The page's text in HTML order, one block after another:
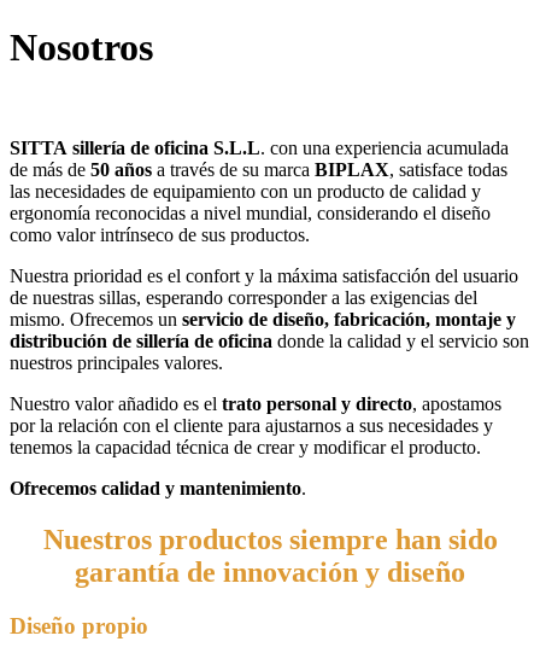
Nosotros
SITTA sillería de oficina S.L.L. con una experiencia acumulada
de más de 50 años a través de su marca BIPLAX, satisface todas
las necesidades de equipamiento con un producto de calidad y
ergonomía reconocidas a nivel mundial, considerando el diseño
como valor intrínseco de sus productos.
Nuestra prioridad es el confort y la máxima satisfacción del usuario
de nuestras sillas, esperando corresponder a las exigencias del
mismo. Ofrecemos un servicio de diseño, fabricación, montaje y
distribución de sillería de oficina donde la calidad y el servicio son
nuestros principales valores.
Nuestro valor añadido es el trato personal y directo, apostamos
por la relación con el cliente para ajustarnos a sus necesidades y
tenemos la capacidad técnica de crear y modificar el producto.
Ofrecemos calidad y mantenimiento.
Nuestros productos siempre han sido
garantía de innovación y diseño
Diseño propio